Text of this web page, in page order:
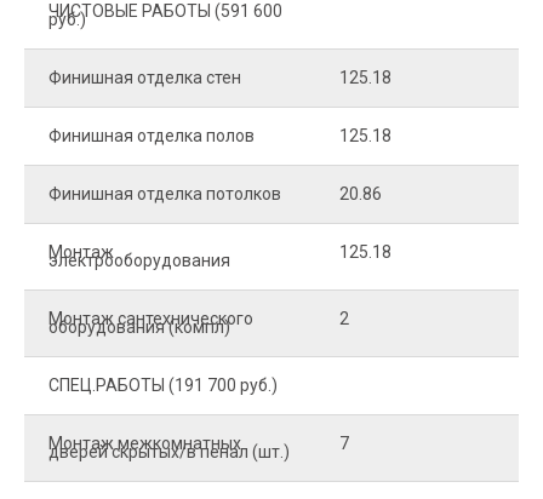
ЧИСТОВЫЕ РАБОТЫ (591 600
руб.)
Финишная отделка стен 125.18
Финишная отделка полов 125.18
Финишная отделка потолков 20.86
Монтаж
электрооборудования 125.18
Монтаж сантехнического
оборудования (компл) 2
СПЕЦ.РАБОТЫ (191 700 руб.)
Монтаж межкомнатных
дверей скрытых/в пенал (шт.) 7